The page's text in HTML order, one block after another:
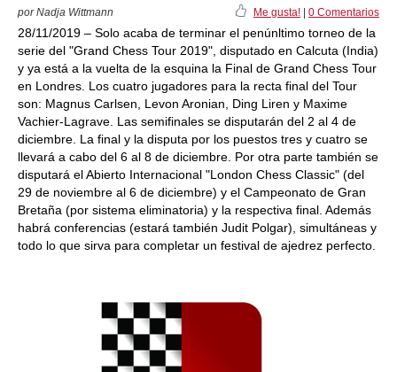
por Nadja Wittmann Me gusta! 0 Comentarios
28/11/2019 – Solo acaba de terminar el penúnltimo torneo de la
serie del "Grand Chess Tour 2019", disputado en Calcuta (India)
y ya está a la vuelta de la esquina la Final de Grand Chess Tour
en Londres. Los cuatro jugadores para la recta final del Tour
son: Magnus Carlsen, Levon Aronian, Ding Liren y Maxime
Vachier-Lagrave. Las semifinales se disputarán del 2 al 4 de
diciembre. La final y la disputa por los puestos tres y cuatro se
llevará a cabo del 6 al 8 de diciembre. Por otra parte también se
disputará el Abierto Internacional "London Chess Classic" (del
29 de noviembre al 6 de diciembre) y el Campeonato de Gran
Bretaña (por sistema eliminatoria) y la respectiva final. Además
habrá conferencias (estará también Judit Polgar), simultáneas y
todo lo que sirva para completar un festival de ajedrez perfecto.